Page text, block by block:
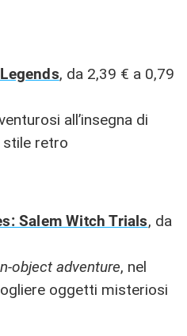
, da 2,39 € a 0,79
all’insegna di
stile retro
Salem Witch Trials, da
object adventure, nel
oggetti misteriosi